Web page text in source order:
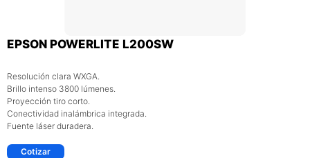
EPSON POWERLITE L200SW
Resolución clara WXGA.
Brillo intenso 3800 lúmenes.
Proyección tiro corto.
Conectividad inalámbrica integrada.
Fuente láser duradera.​
Cotizar